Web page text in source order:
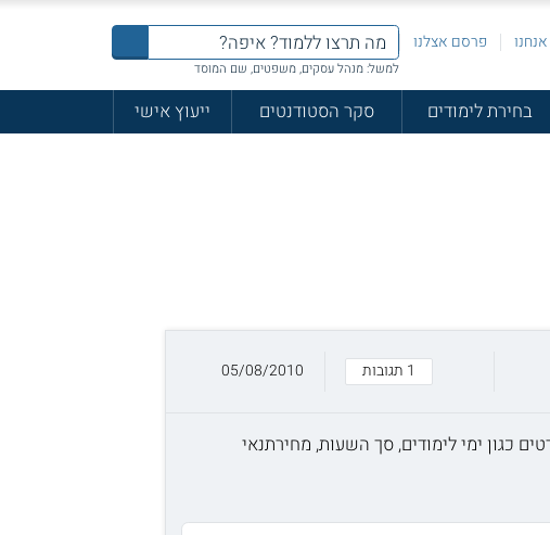
פרסם אצלנו
למשל: מנהל עסקים, משפטים, שם המוסד
בחירת לימודים סקר הסטודנטים ייעוץ אישי
1 תגובות 05/08/2010
כגון ימי לימודים, סך השעות, מחירתנאי